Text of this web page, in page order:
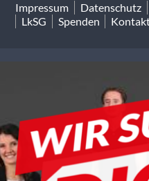
Impressum Datenschutz
LkSG
Spenden